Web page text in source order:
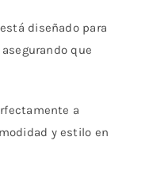
diseñado para
que
a
y estilo en